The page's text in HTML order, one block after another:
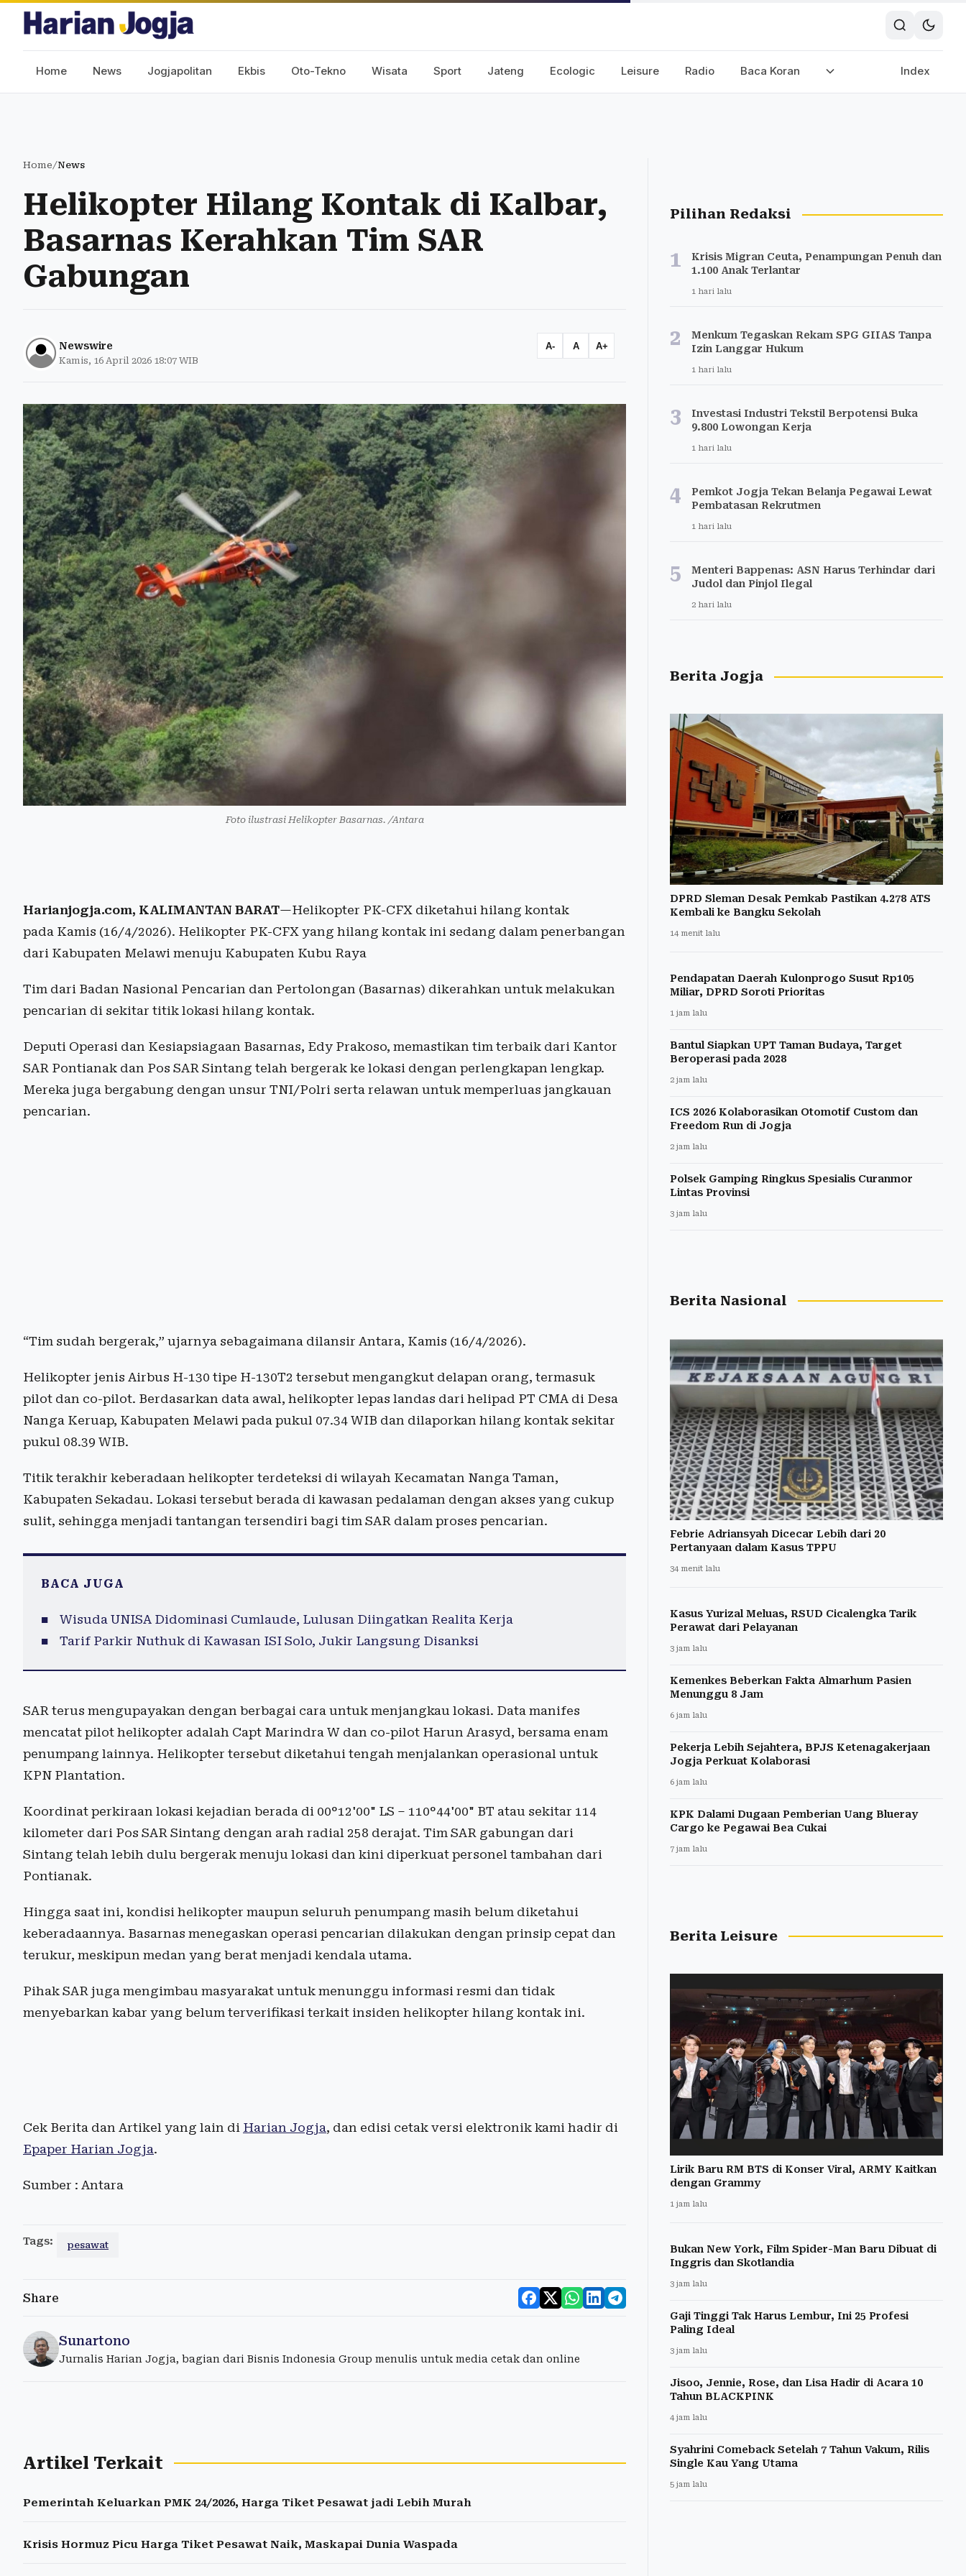
Home News Jogjapolitan Ekbis Oto-Tekno Wisata Sport Jateng Ecologic Leisure Radio Baca Koran Index
Home/News
Helikopter Hilang Kontak di Kalbar,
Basarnas Kerahkan Tim SAR
Gabungan
Newswire
Kamis, 16 April 2026 18:07 WIB
A- A A+
Foto ilustrasi Helikopter Basarnas. /Antara
Harianjogja.com, KALIMANTAN BARAT—Helikopter PK-CFX diketahui hilang kontak
pada Kamis (16/4/2026). Helikopter PK-CFX yang hilang kontak ini sedang dalam penerbangan
dari Kabupaten Melawi menuju Kabupaten Kubu Raya
Tim dari Badan Nasional Pencarian dan Pertolongan (Basarnas) dikerahkan untuk melakukan
pencarian di sekitar titik lokasi hilang kontak.
Deputi Operasi dan Kesiapsiagaan Basarnas, Edy Prakoso, memastikan tim terbaik dari Kantor
SAR Pontianak dan Pos SAR Sintang telah bergerak ke lokasi dengan perlengkapan lengkap.
Mereka juga bergabung dengan unsur TNI/Polri serta relawan untuk memperluas jangkauan
pencarian.
“Tim sudah bergerak,” ujarnya sebagaimana dilansir Antara, Kamis (16/4/2026).
Helikopter jenis Airbus H-130 tipe H-130T2 tersebut mengangkut delapan orang, termasuk
pilot dan co-pilot. Berdasarkan data awal, helikopter lepas landas dari helipad PT CMA di Desa
Nanga Keruap, Kabupaten Melawi pada pukul 07.34 WIB dan dilaporkan hilang kontak sekitar
pukul 08.39 WIB.
Titik terakhir keberadaan helikopter terdeteksi di wilayah Kecamatan Nanga Taman,
Kabupaten Sekadau. Lokasi tersebut berada di kawasan pedalaman dengan akses yang cukup
sulit, sehingga menjadi tantangan tersendiri bagi tim SAR dalam proses pencarian.
BACA JUGA
Wisuda UNISA Didominasi Cumlaude, Lulusan Diingatkan Realita Kerja
Tarif Parkir Nuthuk di Kawasan ISI Solo, Jukir Langsung Disanksi
SAR terus mengupayakan dengan berbagai cara untuk menjangkau lokasi. Data manifes
mencatat pilot helikopter adalah Capt Marindra W dan co-pilot Harun Arasyd, bersama enam
penumpang lainnya. Helikopter tersebut diketahui tengah menjalankan operasional untuk
KPN Plantation.
Koordinat perkiraan lokasi kejadian berada di 00°12'00" LS – 110°44'00" BT atau sekitar 114
kilometer dari Pos SAR Sintang dengan arah radial 258 derajat. Tim SAR gabungan dari
Sintang telah lebih dulu bergerak menuju lokasi dan kini diperkuat personel tambahan dari
Pontianak.
Hingga saat ini, kondisi helikopter maupun seluruh penumpang masih belum diketahui
keberadaannya. Basarnas menegaskan operasi pencarian dilakukan dengan prinsip cepat dan
terukur, meskipun medan yang berat menjadi kendala utama.
Pihak SAR juga mengimbau masyarakat untuk menunggu informasi resmi dan tidak
menyebarkan kabar yang belum terverifikasi terkait insiden helikopter hilang kontak ini.
Cek Berita dan Artikel yang lain di Harian Jogja, dan edisi cetak versi elektronik kami hadir di
Epaper Harian Jogja.
Sumber : Antara
Tags: pesawat
Share
Sunartono
Jurnalis Harian Jogja, bagian dari Bisnis Indonesia Group menulis untuk media cetak dan online
Artikel Terkait
Pemerintah Keluarkan PMK 24/2026, Harga Tiket Pesawat jadi Lebih Murah
Krisis Hormuz Picu Harga Tiket Pesawat Naik, Maskapai Dunia Waspada
Pilihan Redaksi
1
Krisis Migran Ceuta, Penampungan Penuh dan
1.100 Anak Terlantar
1 hari lalu
2
Menkum Tegaskan Rekam SPG GIIAS Tanpa
Izin Langgar Hukum
1 hari lalu
3
Investasi Industri Tekstil Berpotensi Buka
9.800 Lowongan Kerja
1 hari lalu
4
Pemkot Jogja Tekan Belanja Pegawai Lewat
Pembatasan Rekrutmen
1 hari lalu
5
Menteri Bappenas: ASN Harus Terhindar dari
Judol dan Pinjol Ilegal
2 hari lalu
Berita Jogja
DPRD Sleman Desak Pemkab Pastikan 4.278 ATS
Kembali ke Bangku Sekolah
14 menit lalu
Pendapatan Daerah Kulonprogo Susut Rp105
Miliar, DPRD Soroti Prioritas
1 jam lalu
Bantul Siapkan UPT Taman Budaya, Target
Beroperasi pada 2028
2 jam lalu
ICS 2026 Kolaborasikan Otomotif Custom dan
Freedom Run di Jogja
2 jam lalu
Polsek Gamping Ringkus Spesialis Curanmor
Lintas Provinsi
3 jam lalu
Berita Nasional
Febrie Adriansyah Dicecar Lebih dari 20
Pertanyaan dalam Kasus TPPU
34 menit lalu
Kasus Yurizal Meluas, RSUD Cicalengka Tarik
Perawat dari Pelayanan
3 jam lalu
Kemenkes Beberkan Fakta Almarhum Pasien
Menunggu 8 Jam
6 jam lalu
Pekerja Lebih Sejahtera, BPJS Ketenagakerjaan
Jogja Perkuat Kolaborasi
6 jam lalu
KPK Dalami Dugaan Pemberian Uang Blueray
Cargo ke Pegawai Bea Cukai
7 jam lalu
Berita Leisure
Lirik Baru RM BTS di Konser Viral, ARMY Kaitkan
dengan Grammy
1 jam lalu
Bukan New York, Film Spider-Man Baru Dibuat di
Inggris dan Skotlandia
3 jam lalu
Gaji Tinggi Tak Harus Lembur, Ini 25 Profesi
Paling Ideal
3 jam lalu
Jisoo, Jennie, Rose, dan Lisa Hadir di Acara 10
Tahun BLACKPINK
4 jam lalu
Syahrini Comeback Setelah 7 Tahun Vakum, Rilis
Single Kau Yang Utama
5 jam lalu